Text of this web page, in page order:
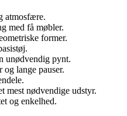
atmosfære.
med få møbler.
former.
unødvendig pynt.
lange pauser.
mest nødvendige udstyr.
og enkelhed.